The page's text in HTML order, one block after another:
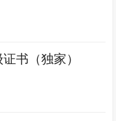
书（独家）